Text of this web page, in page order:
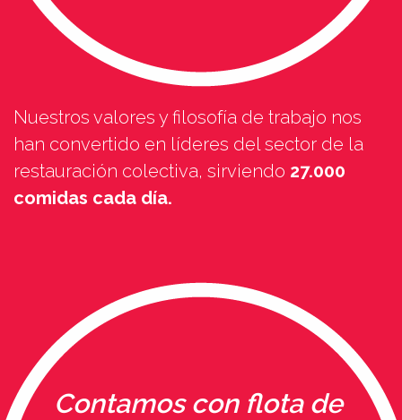
Nuestros valores y filosofía de trabajo nos
han convertido en líderes del sector de la
restauración colectiva, sirviendo 27.000
comidas cada día.
Contamos con flota de